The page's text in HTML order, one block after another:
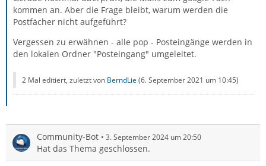
kommen an. Aber die Frage bleibt, warum werden die
Postfächer nicht aufgeführt?
Vergessen zu erwähnen - alle pop - Posteingänge werden in
den lokalen Ordner "Posteingang" umgeleitet.
2 Mal editiert, zuletzt von BerndLie (6. September 2021 um 10:45)
Community-Bot 3. September 2024 um 20:50
Hat das Thema geschlossen.